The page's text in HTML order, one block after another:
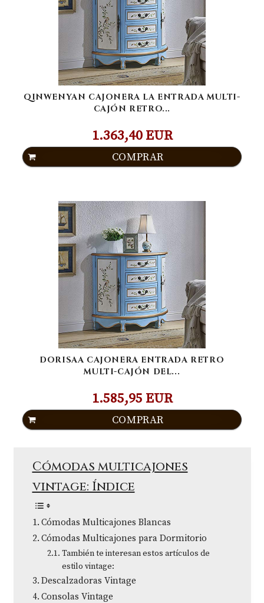
QINWENYAN CAJONERA LA ENTRADA MULTI-
CAJÓN RETRO...
1.363,40 EUR
COMPRAR
DORISAA CAJONERA ENTRADA RETRO
MULTI-CAJÓN DEL...
1.585,95 EUR
COMPRAR
Cómodas multicajones
vintage: Índice
Cómodas Multicajones Blancas
Cómodas Multicajones para Dormitorio
También te interesan estos artículos de
estilo vintage:
Descalzadoras Vintage
Consolas Vintage